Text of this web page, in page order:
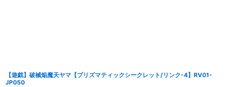
【遊戯】破械焔魔天ヤマ【プリズマティックシークレット/リンク-4】RV01-
JP050